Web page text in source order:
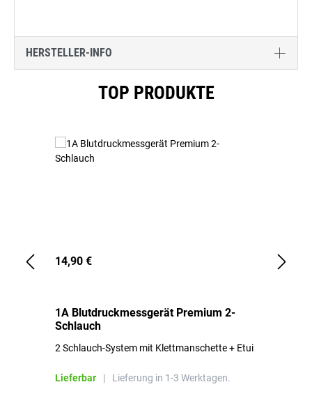
HERSTELLER-INFO
TOP PRODUKTE
14,90 €
1A Blutdruckmessgerät Premium 2-
Schlauch
2 Schlauch-System mit Klettmanschette + Etui
Lieferbar | Lieferung in 1-3 Werktagen.